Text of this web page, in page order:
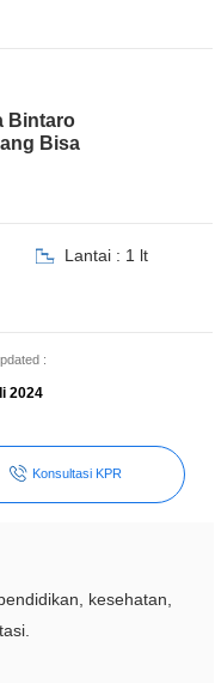
Bintaro
Bisa
Lantai : 1 lt
:
2024
Konsultasi KPR
kesehatan,